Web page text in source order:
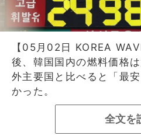
【05月02日 KOREA
後、韓国国内の燃料価格
外主要国と比べると「最
かった。
全文を